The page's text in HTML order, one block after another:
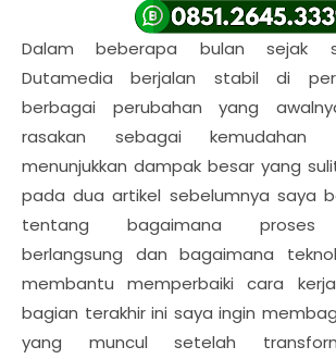
Dalam beberapa bulan sejak
Dutamedia berjalan stabil di
berbagai perubahan yang
rasakan sebagai kemudahan
menunjukkan dampak besar yang
pada dua artikel sebelumnya saya
tentang bagaimana proses
berlangsung dan bagaimana
membantu memperbaiki cara
bagian terakhir ini saya ingin
yang muncul setelah